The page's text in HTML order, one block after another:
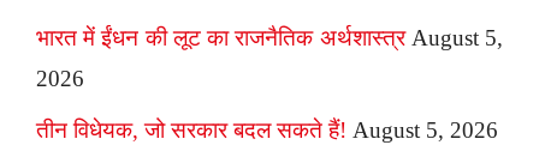
भारत में ईंधन की लूट का राजनैतिक अर्थशास्त्र August 5,
2026
तीन विधेयक, जो सरकार बदल सकते हैं! August 5, 2026